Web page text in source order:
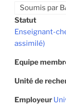
Soumis par
Statut
Enseignant-
assimilé)
Equipe
Unité de
Employeur